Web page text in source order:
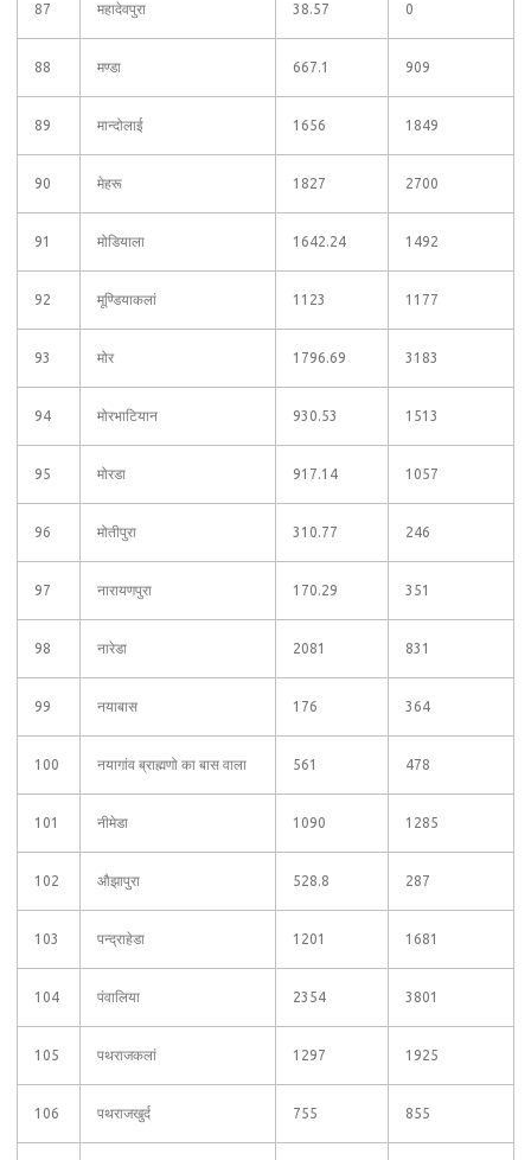
87 महादेवपुरा 38.57 0
88 मण्डा 667.1 909
89 मान्दोलाई 1656 1849
90 मेहरू 1827 2700
91 मोडियाला 1642.24 1492
92 मूण्डियाकलां 1123 1177
93 मोर 1796.69 3183
94 मोरभाटियान 930.53 1513
95 मोरडा 917.14 1057
96 मोतीपुरा 310.77 246
97 नारायणपुरा 170.29 351
98 नारेडा 2081 831
99 नयाबास 176 364
100 नयागांव ब्राह्मणो का बास वाला 561 478
101 नीमेडा 1090 1285
102 औझापुरा 528.8 287
103 पन्द्राहेडा 1201 1681
104 पंवालिया 2354 3801
105 पथराजकलां 1297 1925
106 पथराजखुर्द 755 855